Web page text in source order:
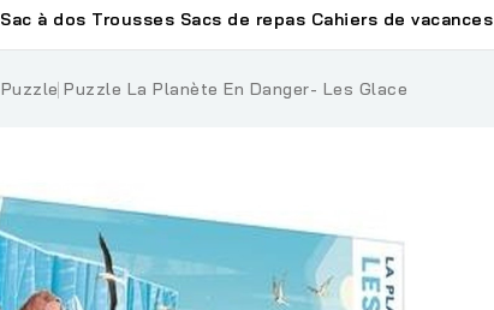
Sac à dos Trousses Sacs de repas Cahiers de vacances
Puzzle Puzzle La Planète En Danger- Les Glace